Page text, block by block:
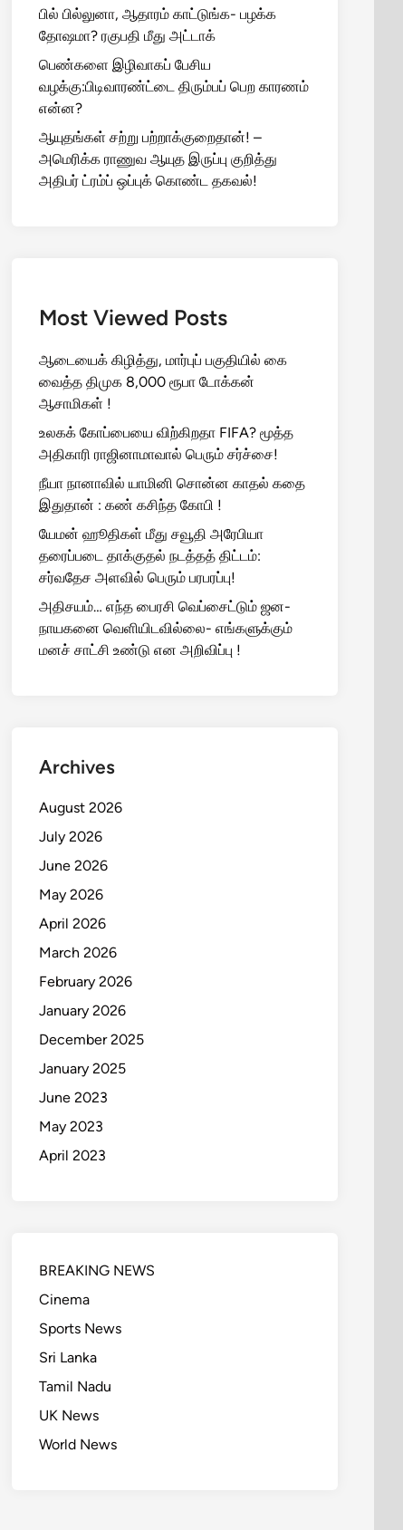
பில் பில்லுனா, ஆதாரம் காட்டுங்க- பழக்க
தோஷமா? ரகுபதி மீது அட்டாக்
பெண்களை இழிவாகப் பேசிய
வழக்கு:பிடிவாரண்ட்டை திரும்பப் பெற காரணம்
என்ன?
ஆயுதங்கள் சற்று பற்றாக்குறைதான்! –
அமெரிக்க ராணுவ ஆயுத இருப்பு குறித்து
அதிபர் ட்ரம்ப் ஒப்புக் கொண்ட தகவல்!
Most Viewed Posts
ஆடையைக் கிழித்து, மார்புப் பகுதியில் கை
வைத்த திமுக 8,000 ரூபா டோக்கன்
ஆசாமிகள் !
உலகக் கோப்பையை விற்கிறதா FIFA? மூத்த
அதிகாரி ராஜினாமாவால் பெரும் சர்ச்சை!
நீயா நானாவில் யாமினி சொன்ன காதல் கதை
இதுதான் : கண் கசிந்த கோபி !
யேமன் ஹூதிகள் மீது சவூதி அரேபியா
தரைப்படை தாக்குதல் நடத்தத் திட்டம்:
சர்வதேச அளவில் பெரும் பரபரப்பு!
அதிசயம்… எந்த பைரசி வெப்சைட்டும் ஜன-
நாயகனை வெளியிடவில்லை- எங்களுக்கும்
மனச் சாட்சி உண்டு என அறிவிப்பு !
Archives
August 2026
July 2026
June 2026
May 2026
April 2026
March 2026
February 2026
January 2026
December 2025
January 2025
June 2023
May 2023
April 2023
BREAKING NEWS
Cinema
Sports News
Sri Lanka
Tamil Nadu
UK News
World News